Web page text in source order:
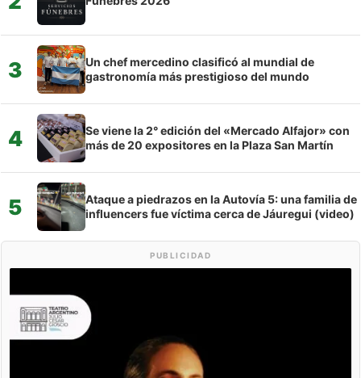
3
Un chef mercedino clasificó al mundial de
gastronomía más prestigioso del mundo
4
Se viene la 2° edición del «Mercado Alfajor» con
más de 20 expositores en la Plaza San Martín
5
Ataque a piedrazos en la Autovía 5: una familia de
influencers fue víctima cerca de Jáuregui (video)
PUBLICIDAD